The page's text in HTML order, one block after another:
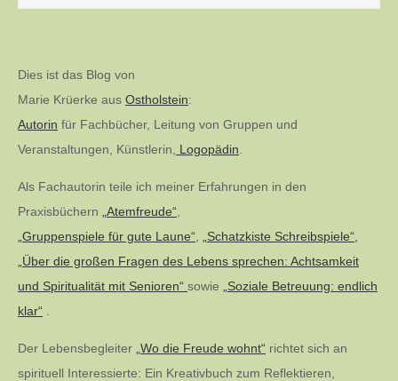
Dies ist das Blog von
Marie Krüerke aus Ostholstein:
Autorin für Fachbücher, Leitung von Gruppen und
Veranstaltungen, Künstlerin,
Logopädin
Als Fachautorin teile ich meiner Erfahrungen in den
Praxisbüchern
„Atemfreude“
„Gruppenspiele für gute Laune“
„Schatzkiste Schreibspiele“,
„Über die großen Fragen des Lebens sprechen: Achtsamkeit
und Spiritualität mit Senioren“ sowie
„Soziale Betreuung: endlich
klar“
Der Lebensbegleiter „Wo die Freude wohnt“ richtet sich an
spirituell Interessierte: Ein Kreativbuch zum Reflektieren,